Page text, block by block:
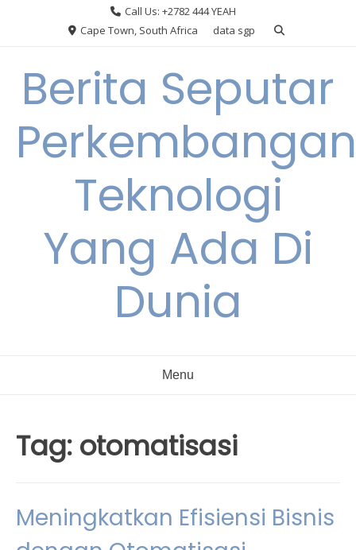
Call Us: +2782 444 YEAH
Cape Town, South Africa
data sgp
Berita Seputar
Perkembangan
Teknologi
Yang Ada Di
Dunia
Menu
Tag: otomatisasi
Meningkatkan Efisiensi Bisnis